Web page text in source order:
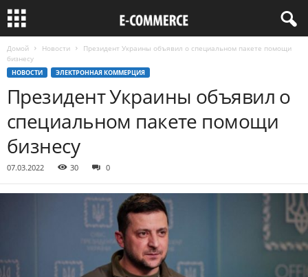
Домой Новости
Президент Украины объявил о специальном пакете помощи
бизнесу
НОВОСТИ ЭЛЕКТРОННАЯ КОММЕРЦИЯ
Президент Украины объявил о
специальном пакете помощи
бизнесу
07.03.2022 30 0